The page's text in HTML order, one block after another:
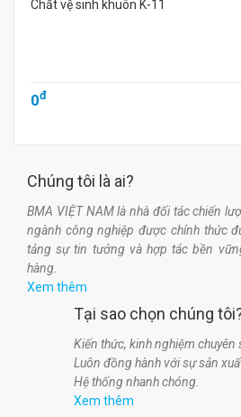
Chất vệ sinh khuôn K-11
0đ
Chúng tôi là ai?
BMA VIỆT NAM là nhà đối tác chiến
ngành công nghiệp được chính thức
tảng sự tin tưởng và hợp tác bền
hàng.
Xem thêm
Tại sao chọn chúng
Kiến thức, kinh nghiệm chuyên
Luôn đồng hành với sự sản
Hệ thống nhanh chóng.
Xem thêm